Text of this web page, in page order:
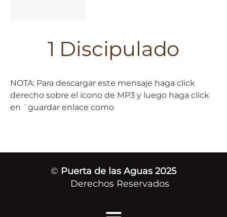
1 Discipulado
NOTA: Para descargar este mensaje haga click
derecho sobre el ícono de MP3 y luego haga click
en ¨guardar enlace como
© Puerta de las Aguas 2025
Derechos Reservados